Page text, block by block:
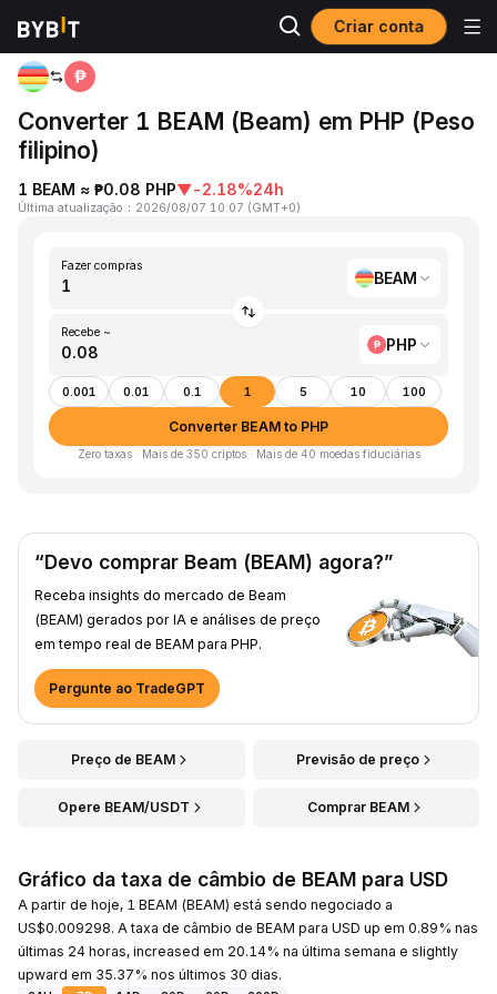
Criar conta
Página inicial
Converter 1 BEAM (Beam) em PHP (Peso
filipino)
1 BEAM ≈ ₱0.08 PHP▼-2.18%24h
Última atualização ： 2026/08/07 10:07 (GMT+0)
Fazer compras
BEAM
Recebe ~
PHP
0.001 0.01 0.1 1 5 10 100
Converter BEAM to PHP
Zero taxas · Mais de 350 criptos · Mais de 40 moedas fiduciárias
“Devo comprar Beam (BEAM) agora?”
Receba insights do mercado de Beam
(BEAM) gerados por IA e análises de preço
em tempo real de BEAM para PHP.
Pergunte ao TradeGPT
Preço de BEAM Previsão de preço
Opere BEAM/USDT Comprar BEAM
Gráfico da taxa de câmbio de BEAM para USD
A partir de hoje, 1 BEAM (BEAM) está sendo negociado a
US$0.009298. A taxa de câmbio de BEAM para USD up em 0.89% nas
últimas 24 horas, increased em 20.14% na última semana e slightly
upward em 35.37% nos últimos 30 dias.